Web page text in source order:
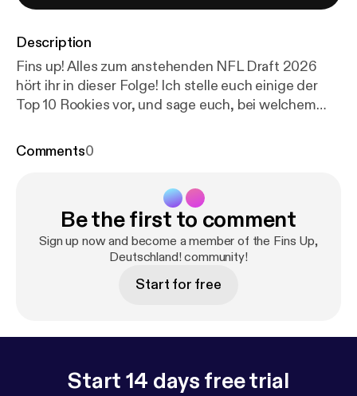
Description
Fins up! Alles zum anstehenden NFL Draft 2026
hört ihr in dieser Folge! Ich stelle euch einige der
Top 10 Rookies vor, und sage euch, bei welchem
natürlich meinen Miami Dolphins Mock Draft! Seid
p://www.njoyfootball.de/ ] ⁠⁠⁠⁠⁠⁠⁠⁠⁠⁠⁠⁠⁠⁠⁠⁠⁠⁠⁠⁠www.njoyfootball.de⁠⁠⁠⁠⁠⁠⁠⁠⁠⁠⁠⁠⁠⁠⁠⁠⁠⁠⁠⁠ [
p://www.njoyfootball.de/ http://www.njoyfootball.d
]⁠⁠⁠⁠⁠⁠⁠⁠⁠⁠⁠⁠⁠⁠⁠⁠⁠⁠⁠⁠⁠⁠⁠⁠⁠⁠⁠⁠⁠⁠⁠⁠⁠⁠⁠⁠⁠⁠⁠⁠⁠⁠⁠⁠⁠⁠⁠www.instagram.com/njoyfootball⁠⁠⁠⁠⁠⁠⁠⁠⁠⁠⁠⁠⁠⁠⁠⁠⁠⁠⁠⁠⁠⁠⁠⁠⁠⁠⁠⁠⁠⁠⁠⁠⁠⁠⁠⁠⁠⁠⁠⁠⁠⁠⁠⁠⁠⁠⁠ [http://www.insta
gram.com/njoyfootball]⁠⁠⁠⁠⁠⁠⁠⁠⁠⁠⁠⁠⁠⁠⁠⁠⁠⁠⁠⁠⁠⁠⁠⁠⁠⁠⁠⁠⁠⁠⁠⁠⁠⁠⁠⁠⁠⁠⁠⁠⁠⁠⁠⁠⁠⁠⁠⁠⁠⁠⁠⁠⁠⁠⁠⁠⁠⁠⁠⁠⁠⁠⁠⁠⁠⁠⁠ [http://www.facebook.com/nj
] ⁠⁠⁠⁠⁠⁠⁠⁠⁠⁠⁠⁠⁠⁠⁠⁠⁠⁠⁠⁠www.facebook.com/njoyfootball⁠⁠⁠⁠⁠⁠⁠⁠⁠⁠⁠⁠⁠⁠⁠⁠⁠⁠⁠⁠⁠⁠⁠⁠⁠⁠⁠⁠⁠⁠⁠⁠⁠⁠⁠⁠⁠⁠⁠⁠⁠⁠⁠⁠⁠⁠⁠ [
⁠⁠⁠⁠⁠⁠⁠⁠⁠⁠⁠⁠⁠⁠⁠⁠⁠⁠⁠⁠www.tiktok.com/@njoyfootballde⁠⁠⁠⁠⁠⁠⁠⁠⁠⁠⁠⁠ [http://www.tiktok.
Comments0
Be the first to comment
Sign up now and become a member of the Fins Up,
Deutschland! community!
Start for free
Start 14 days free trial